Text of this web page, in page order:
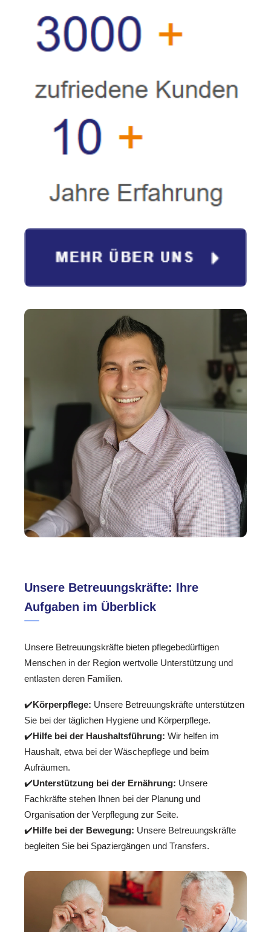
Unsere Betreuungskräfte: Ihre
Aufgaben im Überblick
Unsere Betreuungskräfte bieten pflegebedürftigen
Menschen in der Region wertvolle Unterstützung und
entlasten deren Familien.
✔️Körperpflege: Unsere Betreuungskräfte unterstützen
Sie bei der täglichen Hygiene und Körperpflege.
✔️Hilfe bei der Haushaltsführung: Wir helfen im
Haushalt, etwa bei der Wäschepflege und beim
Aufräumen.
✔️Unterstützung bei der Ernährung: Unsere
Fachkräfte stehen Ihnen bei der Planung und
Organisation der Verpflegung zur Seite.
✔️Hilfe bei der Bewegung: Unsere Betreuungskräfte
begleiten Sie bei Spaziergängen und Transfers.